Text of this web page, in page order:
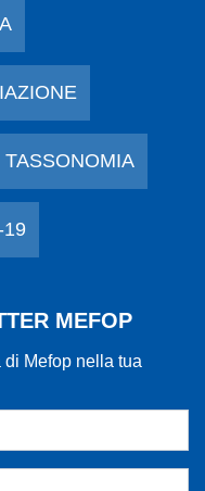
TASSONOMIA
19
MEFOP
Mefop nella tua